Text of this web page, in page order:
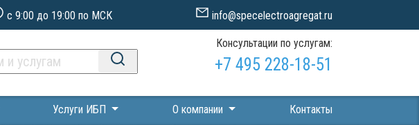
с 9:00 до 19:00 по МСК info@specelectroagregat.ru
Консультации по услугам:
+7 495 228-18-51
Услуги ИБП О компании Контакты